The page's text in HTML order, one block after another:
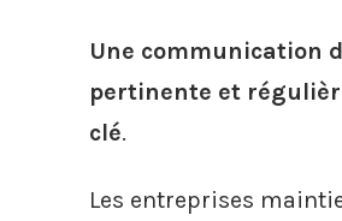
Une communication
pertinente et
clé.
Les entreprises